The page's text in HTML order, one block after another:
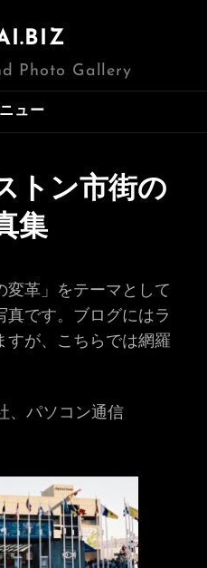
Photo Gallery
ュー
トン市街の
集
変革」をテーマとして
真です。ブログにはラ
すが、こちらでは網羅
、パソコン通信